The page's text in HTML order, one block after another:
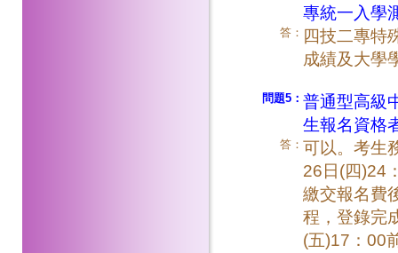
專統一入學
答： 四技二專特
成績及大學
問題5： 普通型高級
生報名資格
答： 可以。考生
26日(四)24
繳交報名費
程，登錄完
(五)17：00